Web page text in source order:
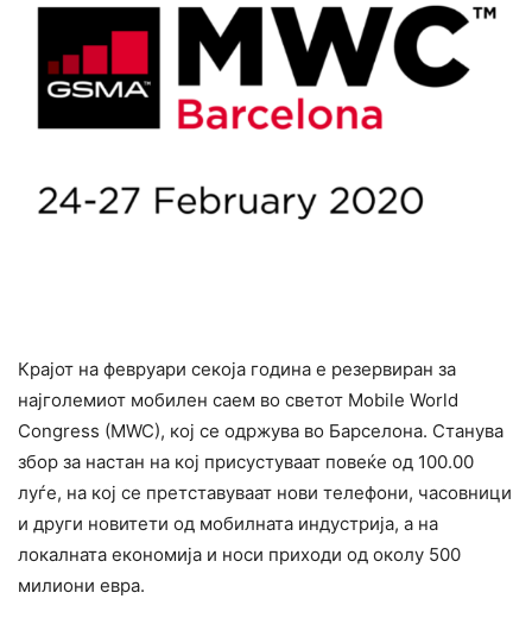
Крајот на февруари секоја година е резервиран за
најголемиот мобилен саем во светот Mobile World
Congress (MWC), кој се одржува во Барселона. Станува
збор за настан на кој присустуваат повеќе од 100.00
луѓе, на кој се претставуваат нови телефони, часовници
и други новитети од мобилната индустрија, а на
локалната економија и носи приходи од околу 500
милиони евра.